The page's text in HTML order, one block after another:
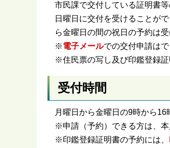
市民課で交付している証明書等
日曜日に交付を受けることが
ら金曜日の間の祝日の予約は
※電子メールでの交付申請はで
※住民票の写し及び印鑑登録
受付時間
月曜日から金曜日の9時から16
※申請（予約）できる方は、本
※印鑑登録証明書の予約には、